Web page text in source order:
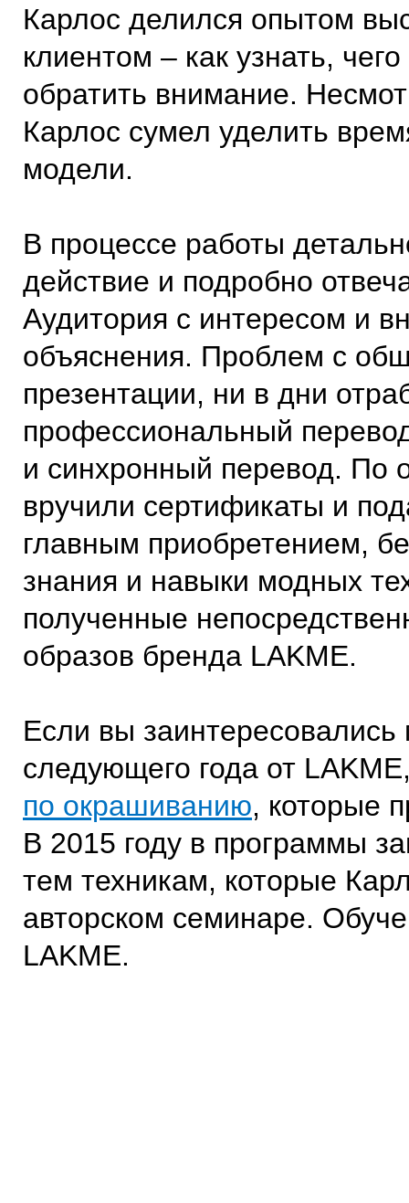
Карлос делился опытом
клиентом – как узнать,
обратить внимание.
Карлос сумел уделить
модели.
В процессе работы
действие и подробно
Аудитория с интересом и
объяснения. Проблем с
презентации, ни в дни
профессиональный
и синхронный перевод. По
вручили сертификаты и
главным приобретением,
знания и навыки модных
полученные
образов бренда LAKМЕ.
Если вы
следующего года от
по окрашиванию, которые
В 2015 году в программы
тем техникам, которые
авторском семинаре.
LAKME.